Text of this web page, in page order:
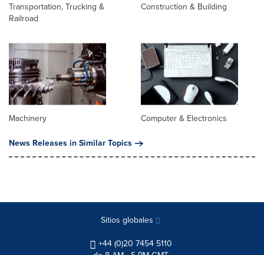
Transportation, Trucking &
Railroad
Construction & Building
Machinery
Computer & Electronics
News Releases in Similar Topics
Sitios globales
+44 (0)20 7454 5110